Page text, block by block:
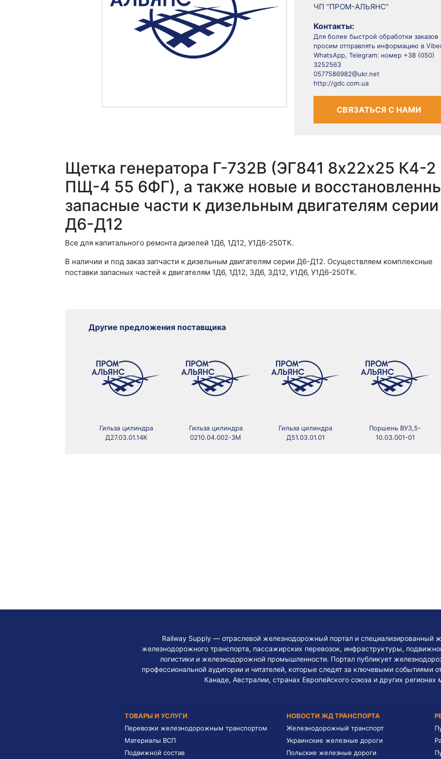
ЧП “ПРОМ-АЛЬЯНС”
Контакты:
Для более быстрой обработки заказов
просим отправлять информацию в
WhatsApp, Telegram: номер +38 (050)
3252563
0577586982@ukr.net
http://gdc.com.ua
СВЯЗАТЬСЯ С НАМИ
Щетка генератора Г-732В (ЭГ841 8х22х25 К4-2
ПЩ-4 55 6ФГ), а также новые и
запасные части к дизельным двигателям серии
Д6-Д12
Все для капитального ремонта дизелей 1Д6, 1Д12, У1Д6-250ТК.
В наличии и под заказ запчасти к дизельным двигателям серии Д6-Д12. Осуществляем комплексные
поставки запасных частей к двигателям 1Д6, 1Д12, 3Д6, 3Д12, У1Д6, У1Д6-250ТК.
Другие предложения поставщика
Гильза цилиндра
Д27.03.01.14К
Гильза цилиндра
0210.04.002-3М
Гильза цилиндра
Д51.03.01.01
Поршень ВУ3,5-
10.03.001-01
Railway Supply — отраслевой железнодорожный портал и специализированный
железнодорожного транспорта, пассажирских перевозок, инфраструктуры,
логистики и железнодорожной промышленности. Портал публикует
профессиональной аудитории и читателей, которые следят за ключевыми событиями
Канаде, Австралии, странах Европейского союза и других регионах
ТОВАРЫ И УСЛУГИ
Перевозки железнодорожным транспортом
Материалы ВСП
Подвижной состав
НОВОСТИ ЖД ТРАНСПОРТА
Железнодорожный транспорт
Украинские железные дороги
Польские железные дороги